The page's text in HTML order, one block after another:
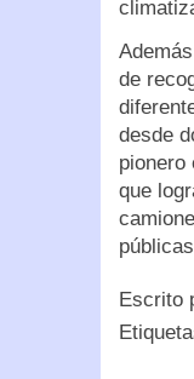
de
desde
pionero
que
Escrito